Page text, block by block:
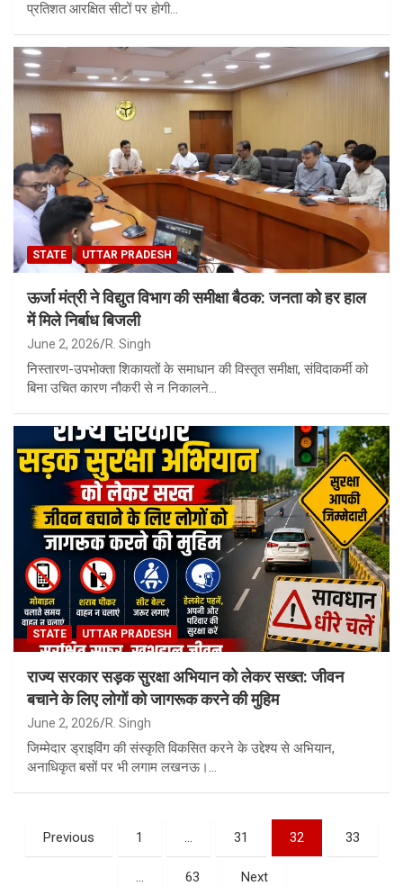
प्रतिशत आरक्षित सीटों पर होगी…
STATE UTTAR PRADESH
ऊर्जा मंत्री ने विद्युत विभाग की समीक्षा बैठक: जनता को हर हाल
में मिले निर्बाध बिजली
June 2, 2026 R. Singh
निस्तारण-उपभोक्ता शिकायतों के समाधान की विस्तृत समीक्षा, संविदाकर्मी को
बिना उचित कारण नौकरी से न निकालने…
STATE UTTAR PRADESH
राज्य सरकार सड़क सुरक्षा अभियान को लेकर सख्त: जीवन
बचाने के लिए लोगों को जागरूक करने की मुहिम
June 2, 2026 R. Singh
जिम्मेदार ड्राइविंग की संस्कृति विकसित करने के उद्देश्य से अभियान,
अनाधिकृत बसों पर भी लगाम लखनऊ।…
Posts
pagination
Previous 1 … 31 32 33
… 63 Next